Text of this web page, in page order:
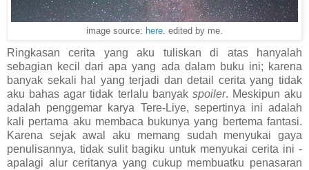
image source: here. edited by me.
Ringkasan cerita yang aku tuliskan di atas hanyalah
sebagian kecil dari apa yang ada dalam buku ini; karena
banyak sekali hal yang terjadi dan detail cerita yang tidak
aku bahas agar tidak terlalu banyak spoiler. Meskipun aku
adalah penggemar karya Tere-Liye, sepertinya ini adalah
kali pertama aku membaca bukunya yang bertema fantasi.
Karena sejak awal aku memang sudah menyukai gaya
penulisannya, tidak sulit bagiku untuk menyukai cerita ini -
apalagi alur ceritanya yang cukup membuatku penasaran